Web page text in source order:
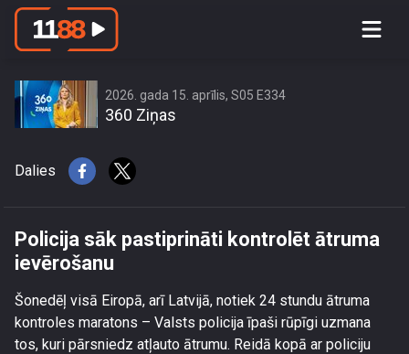
Policija sāk pastiprināti kontrolēt
2026. gada 15. aprīlis, S05 E334
360 Ziņas
Dalies
Policija sāk pastiprināti kontrolēt ātruma
ievērošanu
Šonedēļ visā Eiropā, arī Latvijā, notiek 24 stundu ātruma
kontroles maratons – Valsts policija īpaši rūpīgi uzmana
tos, kuri pārsniedz atļauto ātrumu. Reidā kopā ar policiju